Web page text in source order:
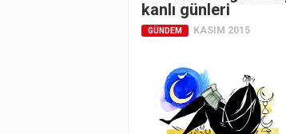
kanlı günleri
GÜNDEM KASIM 2015